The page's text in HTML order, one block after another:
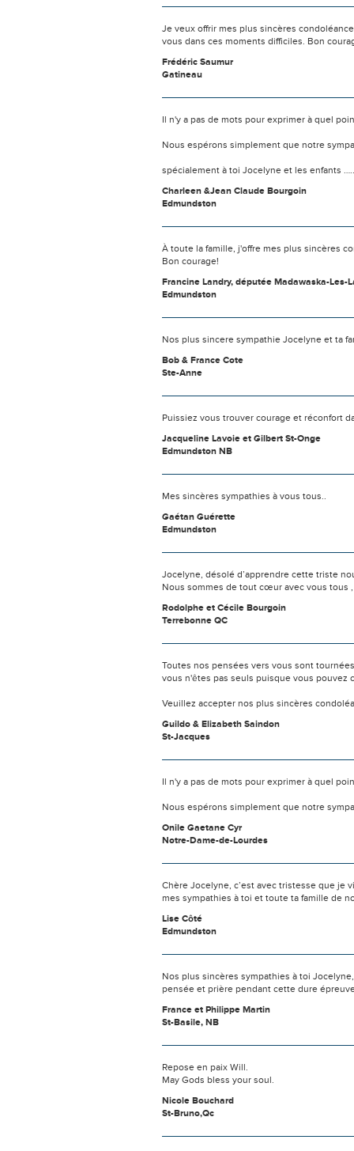
Je veux offrir mes plus sincères
vous dans ces moments difficiles. Bon
Frédéric Saumur
Gatineau
Il n'y a pas de mots pour exprimer à quel
Nous espérons simplement que notre
spécialement à toi Jocelyne et les enfants …..
Charleen &Jean Claude Bourgoin
Edmundston
À toute la famille, j'offre mes plus sincères
Bon courage!
Francine Landry, députée Madawaska-Les-
Edmundston
Nos plus sincere sympathie Jocelyne et ta
Bob & France Cote
Ste-Anne
Puissiez vous trouver courage et réconfort
Jacqueline Lavoie et Gilbert St-Onge
Edmundston NB
Mes sincères sympathies à vous tous..
Gaétan Guérette
Edmundston
Jocelyne, désolé d’apprendre cette triste
Nous sommes de tout cœur avec vous tous
Rodolphe et Cécile Bourgoin
Terrebonne QC
Toutes nos pensées vers vous sont
vous n'êtes pas seuls puisque vous pouvez
Veuillez accepter nos plus sincères
Guildo & Elizabeth Saindon
St-Jacques
Il n'y a pas de mots pour exprimer à quel
Nous espérons simplement que notre
Onile Gaetane Cyr
Notre-Dame-de-Lourdes
Chère Jocelyne, c’est avec tristesse que je
mes sympathies à toi et toute ta famille de
Lise Côté
Edmundston
Nos plus sincères sympathies à toi
pensée et prière pendant cette dure
France et Philippe Martin
St-Basile, NB
Repose en paix Will.
May Gods bless your soul.
Nicole Bouchard
St-Bruno,Qc